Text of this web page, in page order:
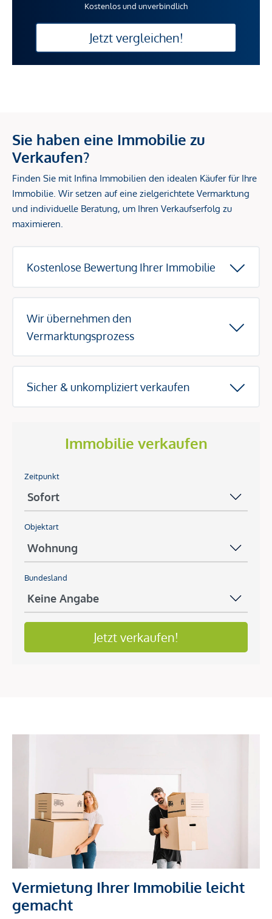
Kostenlos und unverbindlich
Jetzt vergleichen!
Sie haben eine Immobilie zu
Verkaufen?
Finden Sie mit Infina Immobilien den idealen Käufer für Ihre
Immobilie. Wir setzen auf eine zielgerichtete Vermarktung
und individuelle Beratung, um Ihren Verkaufserfolg zu
maximieren.
Kostenlose Bewertung Ihrer Immobilie
Wir übernehmen den
Vermarktungsprozess
Sicher & unkompliziert verkaufen
Immobilie verkaufen
Zeitpunkt
Objektart
Bundesland
Jetzt verkaufen!
Vermietung Ihrer Immobilie leicht
gemacht